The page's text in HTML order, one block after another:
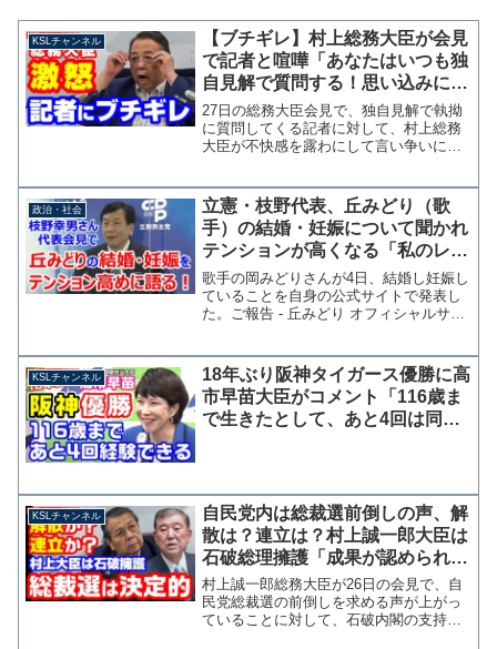
KSLチャンネル
【ブチギレ】村上総務大臣が会見
で記者と喧嘩「あなたはいつも独
自見解で質問する！思い込みには
答えようがない！」【KSLチャン
ネル】
27日の総務大臣会見で、独自見解で執拗
に質問してくる記者に対して、村上総務
大臣が不快感を露わにして言い争いにな
Socra」の土屋直也さんです。実はこのや
り取りは先週...
政治・社会
立憲・枝野代表、丘みどり（歌
手）の結婚・妊娠について聞かれ
テンションが高くなる「私のレパ
ートリーを拡げてくれている」
歌手の岡みどりさんが4日、結婚し妊娠し
ていることを自身の公式サイトで発表し
た。ご報告 - 丘みどり オフィシャルサイ
した一般の方と結婚致しました。そして
今お腹に新しい命...
KSLチャンネル
18年ぶり阪神タイガース優勝に高
市早苗大臣がコメント「116歳ま
で生きたとして、あと4回は同じ
KSLチャンネル
自民党内は総裁選前倒しの声、解
散は？連立は？村上誠一郎大臣は
石破総理擁護「成果が認められつ
つある」【KSLチャンネル】
村上誠一郎総務大臣が26日の会見で、自
民党総裁選の前倒しを求める声が上がっ
ていることに対して、石破内閣の支持率